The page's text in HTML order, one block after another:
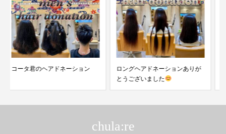
ロングヘアドネーションありが
初めてのヘアドネーション
chula:re